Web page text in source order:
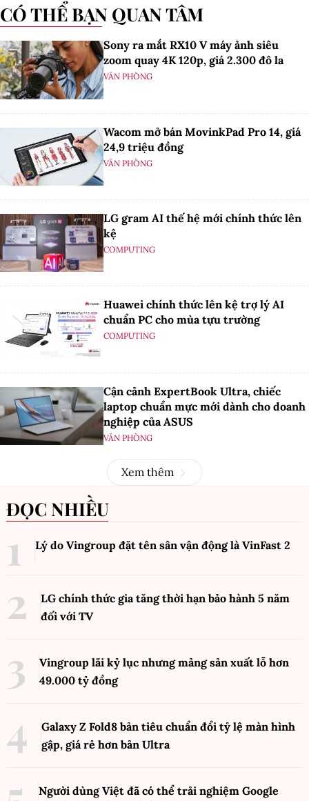
CÓ THỂ BẠN QUAN TÂM
Sony ra mắt RX10 V máy ảnh siêu
zoom quay 4K 120p, giá 2.300 đô la
VĂN PHÒNG
Wacom mở bán MovinkPad Pro 14, giá
24,9 triệu đồng
VĂN PHÒNG
LG gram AI thế hệ mới chính thức lên
kệ
COMPUTING
Huawei chính thức lên kệ trợ lý AI
chuẩn PC cho mùa tựu trường
COMPUTING
Cận cảnh ExpertBook Ultra, chiếc
laptop chuẩn mực mới dành cho doanh
nghiệp của ASUS
VĂN PHÒNG
Xem thêm
ĐỌC NHIỀU
Lý do Vingroup đặt tên sân vận động là VinFast 2
LG chính thức gia tăng thời hạn bảo hành 5 năm
đối với TV
Vingroup lãi kỷ lục nhưng mảng sản xuất lỗ hơn
49.000 tỷ đồng
Galaxy Z Fold8 bản tiêu chuẩn đổi tỷ lệ màn hình
gập, giá rẻ hơn bản Ultra
Người dùng Việt đã có thể trải nghiệm Google